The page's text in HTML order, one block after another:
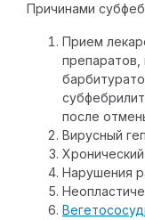
Эксперт сети
Цефалголог
Детский
Причинами
Прием
препаратов,
после
Вирусный
Нарушения